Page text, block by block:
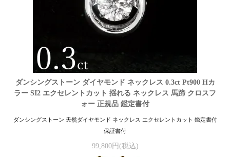
ダンシングストーン ダイヤモンド ネックレス 0.3ct Pt900 Hカ
ラー SI2 エクセレントカット 揺れる ネックレス 馬蹄 クロスフ
ォー 正規品 鑑定書付
ダンシングストーン 天然ダイヤモンド ネックレス エクセレントカット 鑑定書付
保証書付
99,800円(税込)